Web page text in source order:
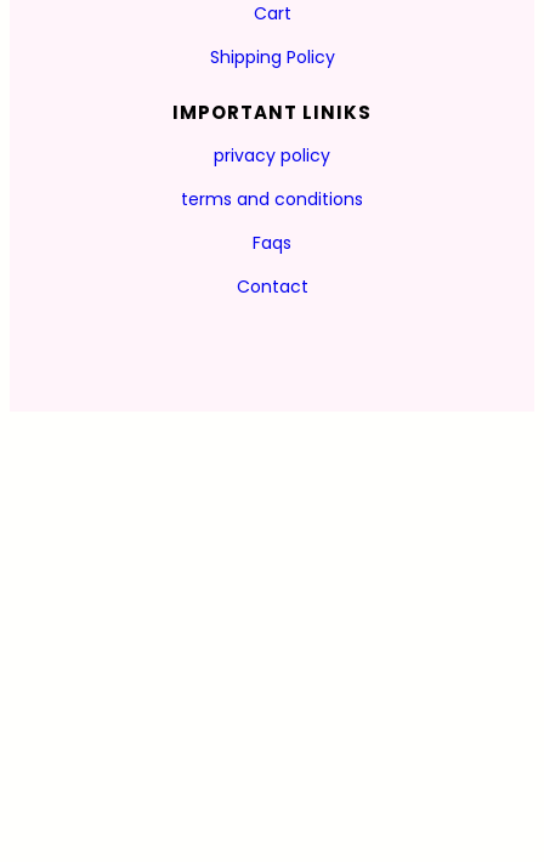
Cart
Shipping Policy
IMPORTANT LINIKS
privacy policy
terms and conditions
Faqs
Contact